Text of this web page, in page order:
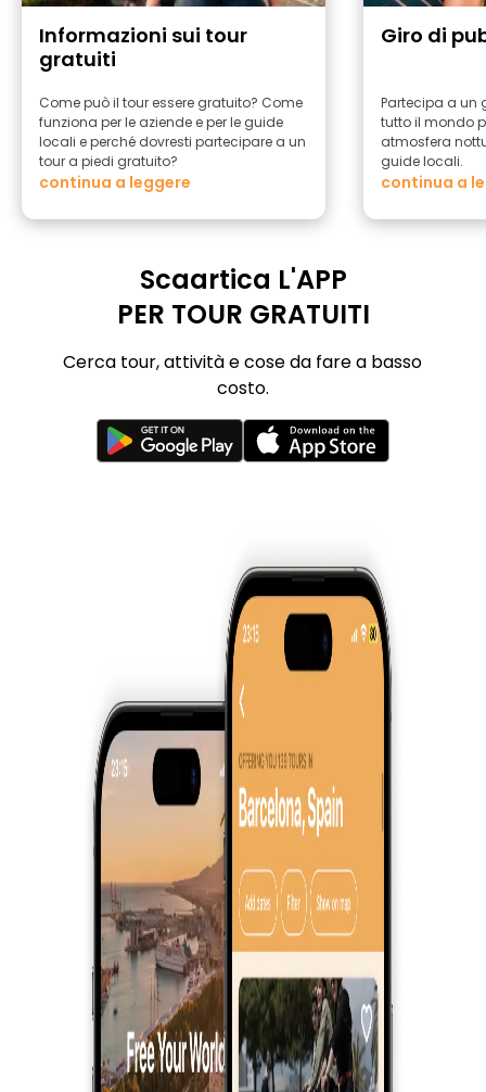
Informazioni sui tour
gratuiti
Come può il tour essere gratuito? Come
funziona per le aziende e per le guide
locali e perché dovresti partecipare a un
tour a piedi gratuito?
continua a leggere
Giro di
Partecipa a un
tutto il mondo
atmosfera
guide locali.
continua a
Scaartica L'APP
PER TOUR GRATUITI
Cerca tour, attività e cose da fare a basso
costo.